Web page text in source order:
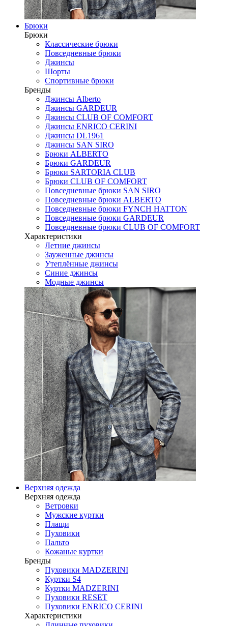
Брюки
Брюки
Классические брюки
Повседневные брюки
Джинсы
Шорты
Спортивные брюки
Бренды
Джинсы Alberto
Джинсы GARDEUR
Джинсы CLUB OF COMFORT
Джинсы ENRICO CERINI
Джинсы DL1961
Джинсы SAN SIRO
Брюки ALBERTO
Брюки GARDEUR
Брюки SARTORIA CLUB
Брюки CLUB OF COMFORT
Повседневные брюки SAN SIRO
Повседневные брюки ALBERTO
Повседневные брюки FYNCH HATTON
Повседневные брюки GARDEUR
Повседневные брюки CLUB OF COMFORT
Характеристики
Летние джинсы
Зауженные джинсы
Утеплённые джинсы
Синие джинсы
Модные джинсы
Верхняя одежда
Верхняя одежда
Ветровки
Мужские куртки
Плащи
Пуховики
Пальто
Кожаные куртки
Бренды
Пуховики MADZERINI
Куртки S4
Куртки MADZERINI
Пуховики RESET
Пуховики ENRICO CERINI
Характеристики